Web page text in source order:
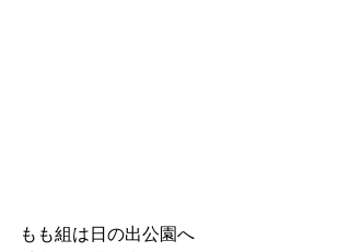
もも組は日の出公園へ